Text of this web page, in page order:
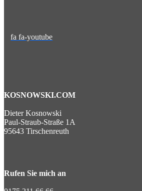
fa fa-youtube
KOSNOWSKI.COM
Dieter Kosnowski
Paul-Straub-Straße 1A
95643 Tirschenreuth
Rufen Sie mich an